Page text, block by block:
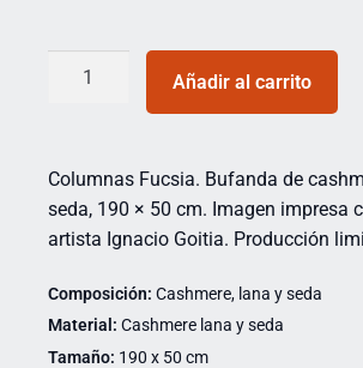
Añadir al carrito
Columnas Fucsia. Bufanda de
seda, 190 × 50 cm. Imagen impresa
artista Ignacio Goitia. Producción
Composición: Cashmere, lana y seda
Material: Cashmere lana y seda
Tamaño: 190 x 50 cm